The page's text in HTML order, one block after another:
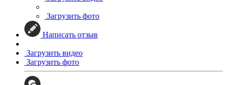
Загрузить фото
Написать отзыв
Загрузить видео
Загрузить фото